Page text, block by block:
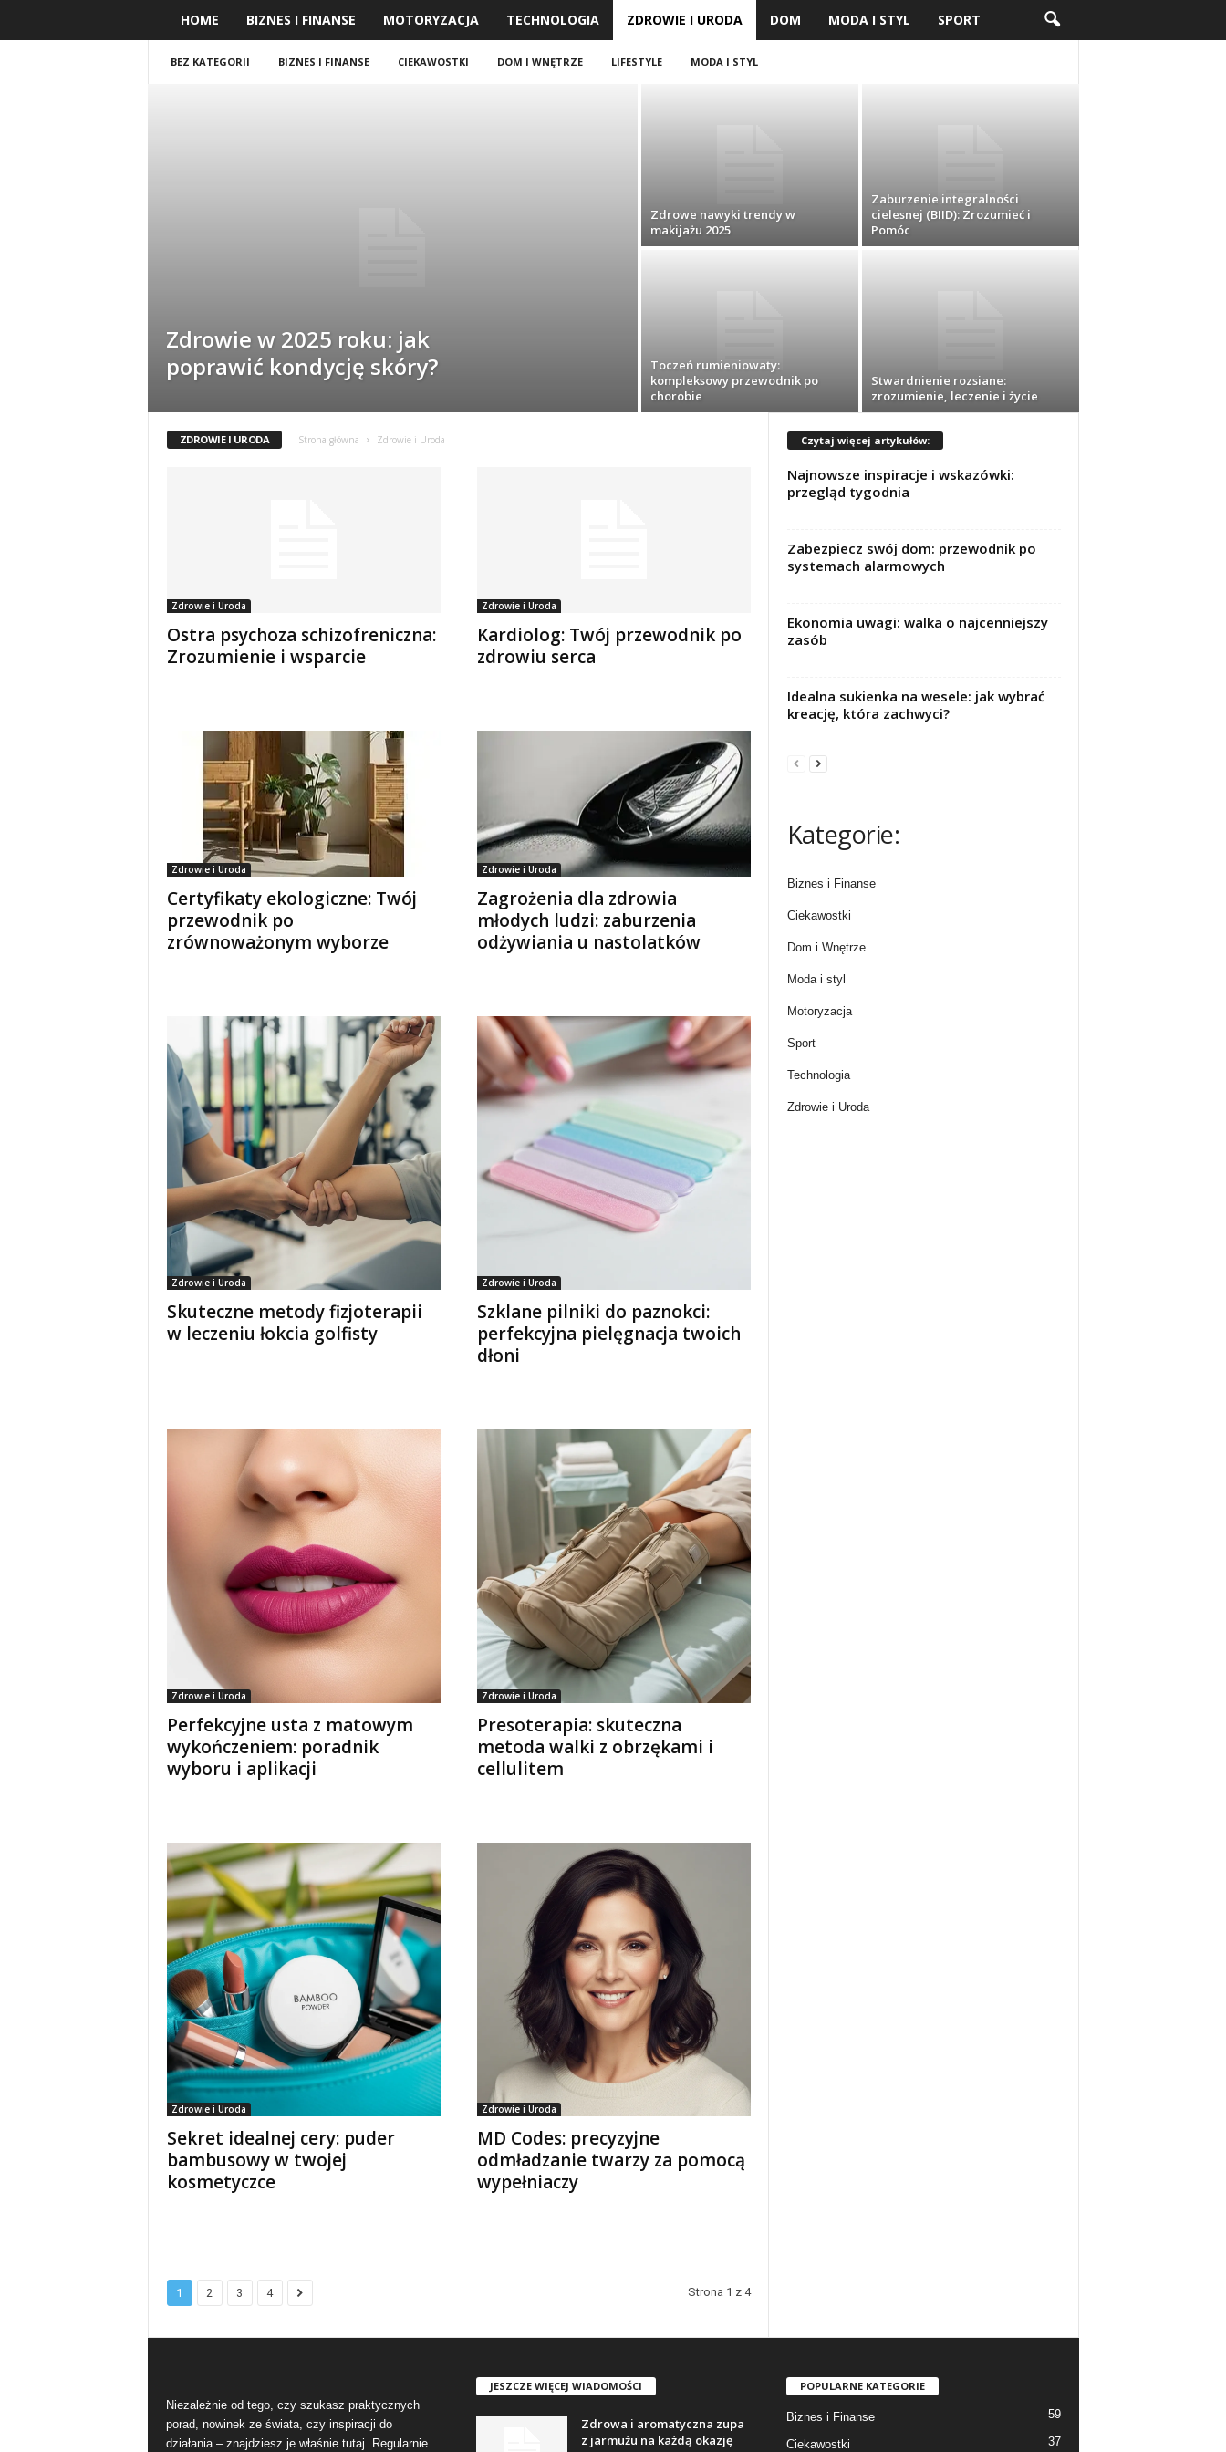
HOME BIZNES I FINANSE MOTORYZACJA TECHNOLOGIA ZDROWIE I URODA DOM MODA I STYL SPORT
BEZ KATEGORII BIZNES I FINANSE CIEKAWOSTKI DOM I WNĘTRZE LIFESTYLE MODA I STYL
Zdrowie w 2025 roku: jak
poprawić kondycję skóry?
Zdrowe nawyki trendy w
makijażu 2025
Zaburzenie integralności
cielesnej (BIID): Zrozumieć i
Pomóc
Toczeń rumieniowaty:
kompleksowy przewodnik po
chorobie
Stwardnienie rozsiane:
zrozumienie, leczenie i życie
ZDROWIE I URODA Strona główna Zdrowie i Uroda
Zdrowie i Uroda
Ostra psychoza schizofreniczna:
Zrozumienie i wsparcie
Zdrowie i Uroda
Kardiolog: Twój przewodnik po
zdrowiu serca
Zdrowie i Uroda
Certyfikaty ekologiczne: Twój
przewodnik po
zrównoważonym wyborze
Zdrowie i Uroda
Zagrożenia dla zdrowia
młodych ludzi: zaburzenia
odżywiania u nastolatków
Zdrowie i Uroda
Skuteczne metody fizjoterapii
w leczeniu łokcia golfisty
Zdrowie i Uroda
Szklane pilniki do paznokci:
perfekcyjna pielęgnacja twoich
dłoni
Zdrowie i Uroda
Perfekcyjne usta z matowym
wykończeniem: poradnik
wyboru i aplikacji
Zdrowie i Uroda
Presoterapia: skuteczna
metoda walki z obrzękami i
cellulitem
Zdrowie i Uroda
Sekret idealnej cery: puder
bambusowy w twojej
kosmetyczce
Zdrowie i Uroda
MD Codes: precyzyjne
odmładzanie twarzy za pomocą
wypełniaczy
1 2 3 4 Strona 1 z 4
Czytaj więcej artykułów:
Najnowsze inspiracje i wskazówki:
przegląd tygodnia
Zabezpiecz swój dom: przewodnik po
systemach alarmowych
Ekonomia uwagi: walka o najcenniejszy
zasób
Idealna sukienka na wesele: jak wybrać
kreację, która zachwyci?
Kategorie:
Biznes i Finanse
Ciekawostki
Dom i Wnętrze
Moda i styl
Motoryzacja
Sport
Technologia
Zdrowie i Uroda
Niezależnie od tego, czy szukasz praktycznych
porad, nowinek ze świata, czy inspiracji do
działania – znajdziesz je właśnie tutaj. Regularnie
JESZCZE WIĘCEJ WIADOMOŚCI
Zdrowa i aromatyczna zupa
z jarmużu na każdą okazję
POPULARNE KATEGORIE
Biznes i Finanse 59
Ciekawostki 37